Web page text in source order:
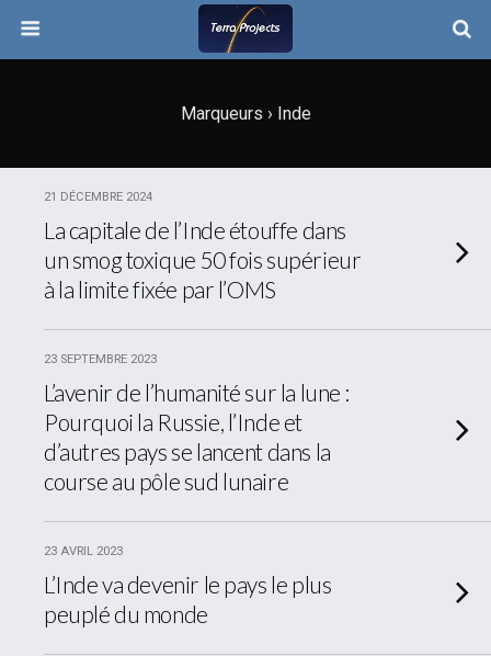
Marqueurs › Inde
21 DÉCEMBRE 2024
La capitale de l’Inde étouffe dans
un smog toxique 50 fois supérieur
à la limite fixée par l’OMS
23 SEPTEMBRE 2023
L’avenir de l’humanité sur la lune :
Pourquoi la Russie, l’Inde et
d’autres pays se lancent dans la
course au pôle sud lunaire
23 AVRIL 2023
L’Inde va devenir le pays le plus
peuplé du monde